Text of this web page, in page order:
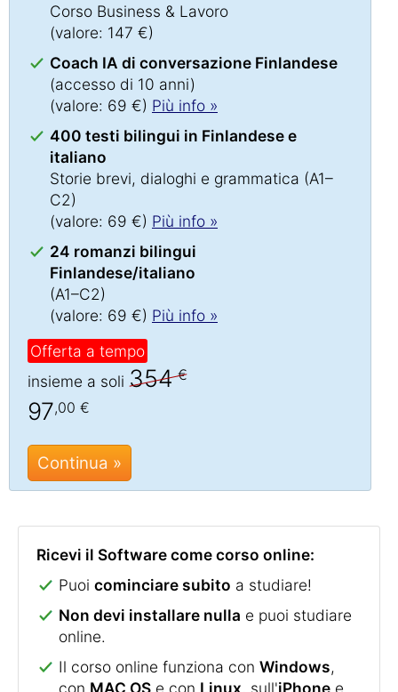
Corso Business & Lavoro
(valore: 147 €)
Coach IA di conversazione Finlandese
(accesso di 10 anni)
(valore: 69 €) Più info »
400 testi bilingui in Finlandese e
italiano
Storie brevi, dialoghi e grammatica (A1–
C2)
(valore: 69 €) Più info »
24 romanzi bilingui
Finlandese/italiano
(A1–C2)
(valore: 69 €) Più info »
Offerta a tempo
insieme a soli 354€
97,00 €
Continua »
Ricevi il Software come corso online:
Puoi cominciare subito a studiare!
Non devi installare nulla e puoi studiare
online.
Il corso online funziona con Windows,
con MAC OS e con Linux, sull'iPhone e